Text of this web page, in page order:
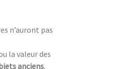
n’auront pas
la valeur des
anciens.